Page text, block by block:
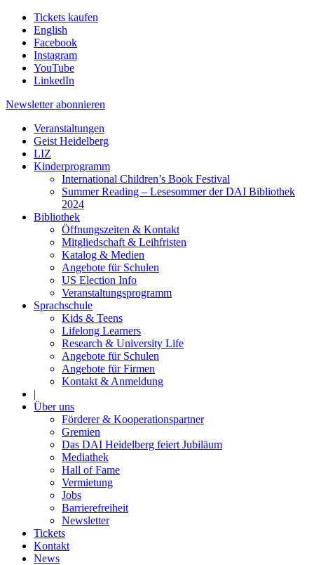
Tickets kaufen
English
Facebook
Instagram
YouTube
LinkedIn
Newsletter abonnieren
Veranstaltungen
Geist Heidelberg
LIZ
Kinderprogramm
International Children’s Book Festival
Summer Reading – Lesesommer der DAI Bibliothek
2024
Bibliothek
Öffnungszeiten & Kontakt
Mitgliedschaft & Leihfristen
Katalog & Medien
Angebote für Schulen
US Election Info
Veranstaltungsprogramm
Sprachschule
Kids & Teens
Lifelong Learners
Research & University Life
Angebote für Schulen
Angebote für Firmen
Kontakt & Anmeldung
|
Über uns
Förderer & Kooperationspartner
Gremien
Das DAI Heidelberg feiert Jubiläum
Mediathek
Hall of Fame
Vermietung
Jobs
Barrierefreiheit
Newsletter
Tickets
Kontakt
News